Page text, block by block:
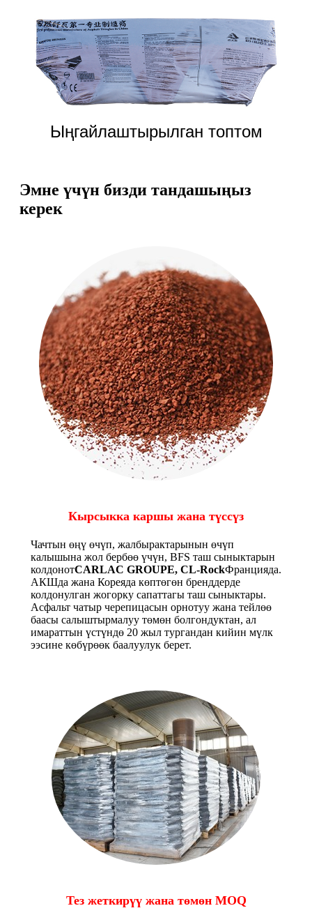
Ыңгайлаштырылган топтом
Эмне үчүн бизди тандашыңыз
керек
Кырсыкка каршы жана түссүз
Чачтын өңү өчүп, жалбырактарынын өчүп
калышына жол бербөө үчүн, BFS таш сыныктарын
колдонотCARLAC GROUPE, CL-RockФранцияда.
АКШда жана Кореяда көптөгөн бренддерде
колдонулган жогорку сапаттагы таш сыныктары.
Асфальт чатыр черепицасын орнотуу жана тейлөө
баасы салыштырмалуу төмөн болгондуктан, ал
имараттын үстүндө 20 жыл тургандан кийин мүлк
ээсине көбүрөөк баалуулук берет.
Тез жеткирүү жана төмөн MOQ